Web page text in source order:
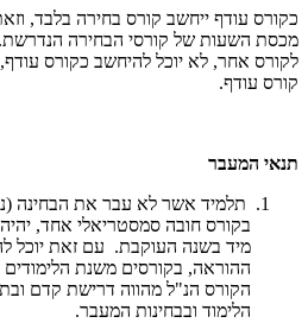
כקורס עודף ייחשב קורס בחירה בלבד,
מכסת השעות של קורסי הבחירה
לקורס אחר, לא יוכל להיחשב כקורס
קורס עודף.
תנאי המעבר
תלמיד אשר לא עבר את הבחינה
בקורס חובה סמסטריאלי אחד, יהיה
מיד בשנה העוקבת. עם זאת יוכל
ההוראה, בקורסים משנת
הקורס הנ"ל מהווה דרישת קדם
הלימוד ובבחינות המעבר.